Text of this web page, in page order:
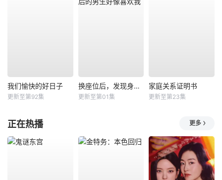
我们愉快的好日子
更新至第92集
换座位后，发现身后的男生好像喜欢我
更新至第01集
家庭关系证明书
更新至第23集
正在热播 更多